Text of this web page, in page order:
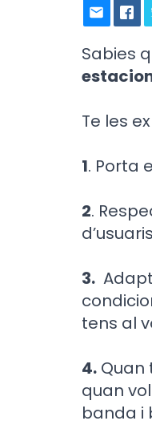
Sabies
Te les
1. Porta
2.
3.
tens al
4. Quan
quan
banda i